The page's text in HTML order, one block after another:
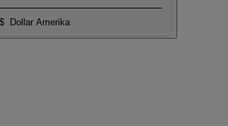
Dollar Amerika